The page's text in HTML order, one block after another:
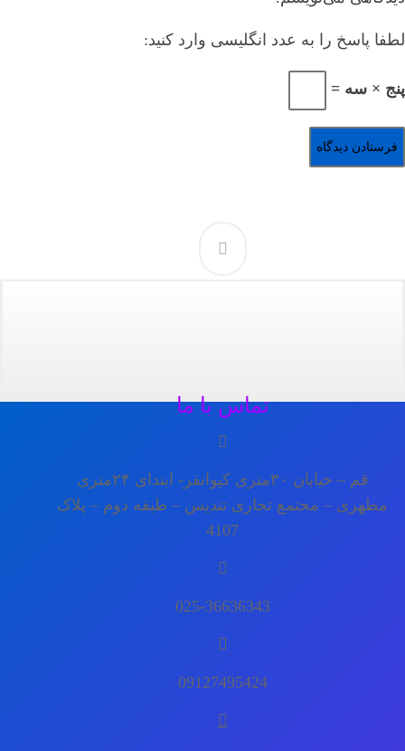
لطفا پاسخ را به عدد انگلیسی وارد کنید:
پنج × سه =
تماس با ما
قم – خیابان ۳۰متری کیوانفر- ابتدای ۲۴متری
مطهری – مجتمع تجاری تندیس – طبقه دوم – پلاک
4107
025-36636343
09127495424